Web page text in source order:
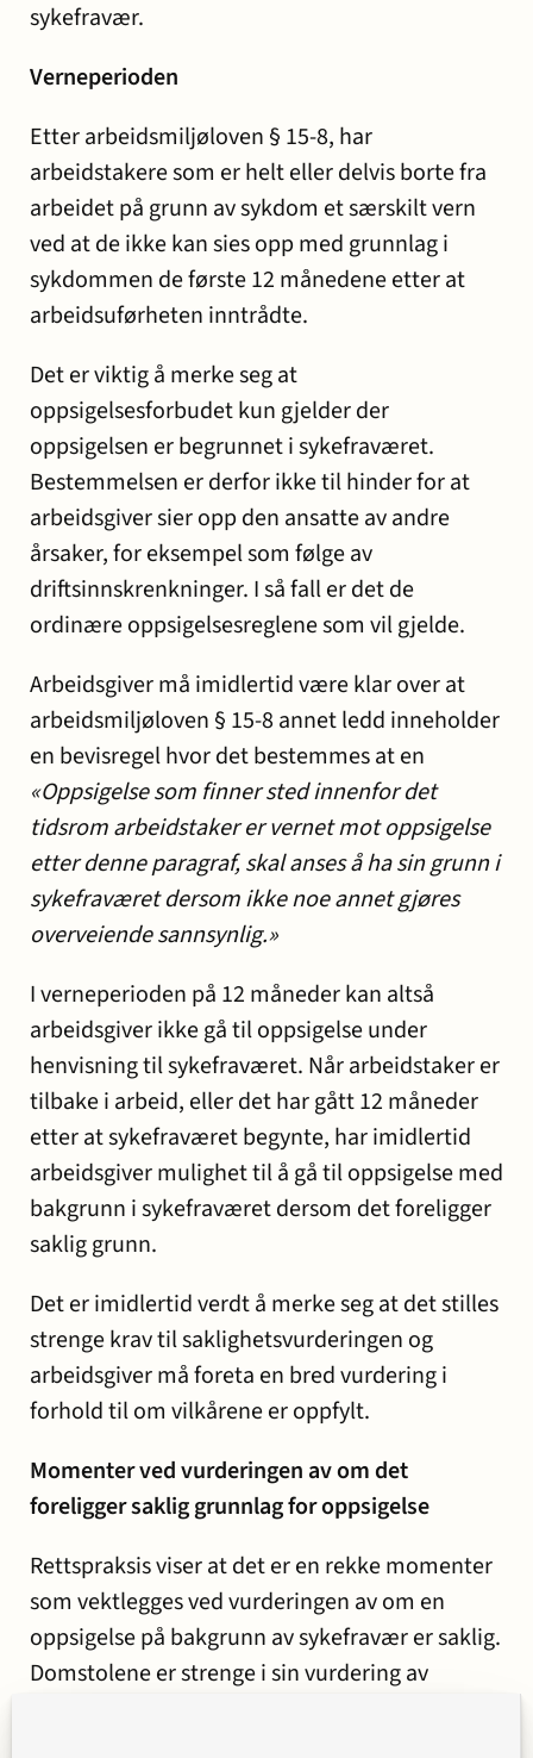
sykefravær.
Verneperioden
Etter arbeidsmiljøloven § 15-8, har
arbeidstakere som er helt eller delvis borte fra
arbeidet på grunn av sykdom et særskilt vern
ved at de ikke kan sies opp med grunnlag i
sykdommen de første 12 månedene etter at
arbeidsuførheten inntrådte.
Det er viktig å merke seg at
oppsigelsesforbudet kun gjelder der
oppsigelsen er begrunnet i sykefraværet.
Bestemmelsen er derfor ikke til hinder for at
arbeidsgiver sier opp den ansatte av andre
årsaker, for eksempel som følge av
driftsinnskrenkninger. I så fall er det de
ordinære oppsigelsesreglene som vil gjelde.
Arbeidsgiver må imidlertid være klar over at
arbeidsmiljøloven § 15-8 annet ledd inneholder
en bevisregel hvor det bestemmes at en
«Oppsigelse som finner sted innenfor det
tidsrom arbeidstaker er vernet mot oppsigelse
etter denne paragraf, skal anses å ha sin grunn i
sykefraværet dersom ikke noe annet gjøres
overveiende sannsynlig.»
I verneperioden på 12 måneder kan altså
arbeidsgiver ikke gå til oppsigelse under
henvisning til sykefraværet. Når arbeidstaker er
tilbake i arbeid, eller det har gått 12 måneder
etter at sykefraværet begynte, har imidlertid
arbeidsgiver mulighet til å gå til oppsigelse med
bakgrunn i sykefraværet dersom det foreligger
saklig grunn.
Det er imidlertid verdt å merke seg at det stilles
strenge krav til saklighetsvurderingen og
arbeidsgiver må foreta en bred vurdering i
forhold til om vilkårene er oppfylt.
Momenter ved vurderingen av om det
foreligger saklig grunnlag for oppsigelse
Rettspraksis viser at det er en rekke momenter
som vektlegges ved vurderingen av om en
oppsigelse på bakgrunn av sykefravær er saklig.
Domstolene er strenge i sin vurdering av